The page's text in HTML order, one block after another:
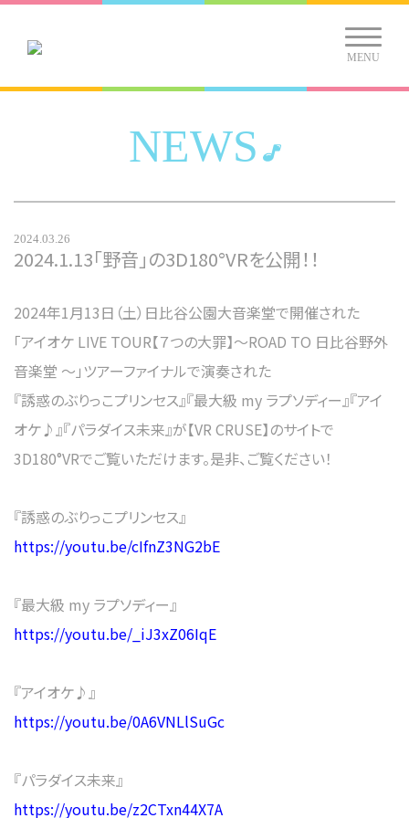
MENU
NEWS
2024.03.26
2024.1.13「野音」の3D180°VRを公開！！
2024年1月13日（土）日比谷公園大音楽堂で開催された
「アイオケ LIVE TOUR【７つの大罪】～ROAD TO 日比谷野外
音楽堂 ～」ツアーファイナルで演奏された
『誘惑のぶりっこプリンセス』『最大級 my ラプソディー』『アイ
オケ♪』『パラダイス未来』が【VR CRUSE】のサイトで
3D180°VRでご覧いただけます。是非、ご覧ください！
『誘惑のぶりっこプリンセス』
https://youtu.be/cIfnZ3NG2bE
『最大級 my ラプソディー』
https://youtu.be/_iJ3xZ06IqE
『アイオケ♪』
https://youtu.be/0A6VNLlSuGc
『パラダイス未来』
https://youtu.be/z2CTxn44X7A